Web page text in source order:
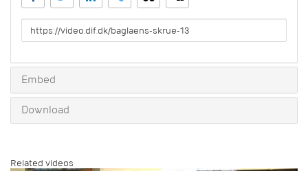
URL
to
Embed
Download
Related videos